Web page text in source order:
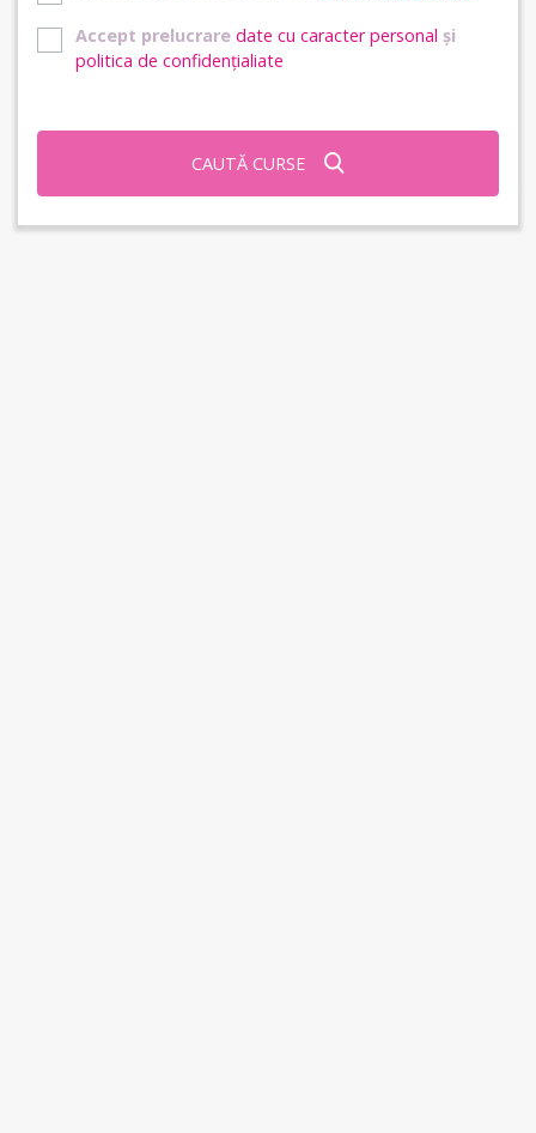
Accept prelucrare date cu caracter personal și
politica de confidențialiate
CAUTĂ CURSE